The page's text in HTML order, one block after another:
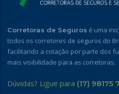
Corretoras de Seguros é uma
todos os corretores de seguros do
facilitando a cotação por parte dos
mais visibilidade para as corretoras.
Dúvidas? Ligue para (17) 98175